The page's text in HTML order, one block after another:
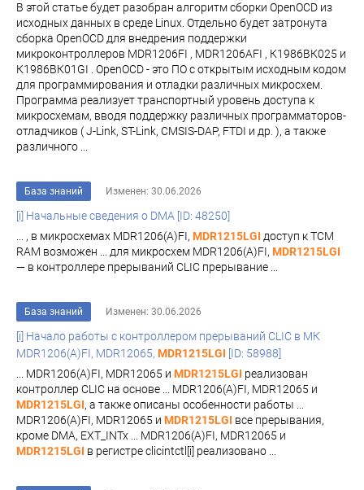
В этой статье будет разобран алгоритм сборки OpenOCD из
исходных данных в среде Linux. Отдельно будет затронута
сборка OpenOCD для внедрения поддержки
микроконтроллеров MDR1206FI , MDR1206AFI , К1986ВК025 и
К1986ВК01GI . OpenOCD - это ПО с открытым исходным кодом
для программирования и отладки различных микросхем.
Программа реализует транспортный уровень доступа к
микросхемам, вводя поддержку различных программаторов-
отладчиков ( J-Link, ST-Link, CMSIS-DAP, FTDI и др. ), а также
различного ...
База знаний Изменен: 30.06.2026
[i] Начальные сведения о DMA [ID: 48250]
... , в микросхемах MDR1206(A)FI, MDR1215LGI доступ к TCM
RAM возможен ... для микросхем MDR1206(A)FI, MDR1215LGI
— в контроллере прерываний CLIC прерывание ...
База знаний Изменен: 30.06.2026
[i] Начало работы с контроллером прерываний CLIC в МК
MDR1206(A)FI, MDR12065, MDR1215LGI [ID: 58988]
... MDR1206(A)FI, MDR12065 и MDR1215LGI реализован
контроллер CLIC на основе ... MDR1206(A)FI, MDR12065 и
MDR1215LGI, а также описаны особенности работы ...
MDR1206(A)FI, MDR12065 и MDR1215LGI все прерывания,
кроме DMA, EXT_INTx ... MDR1206(A)FI, MDR12065 и
MDR1215LGI в регистре clicintctl[i] реализовано ...